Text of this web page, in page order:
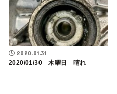
2020.01.31
2020/01/30 木曜日 晴れ